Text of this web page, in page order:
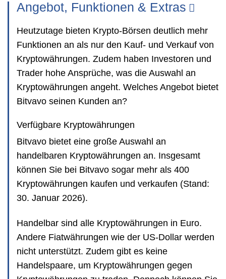
Angebot, Funktionen & Extras
Heutzutage bieten Krypto-Börsen deutlich mehr
Funktionen an als nur den Kauf- und Verkauf von
Kryptowährungen. Zudem haben Investoren und
Trader hohe Ansprüche, was die Auswahl an
Kryptowährungen angeht. Welches Angebot bietet
Bitvavo seinen Kunden an?
Verfügbare Kryptowährungen
Bitvavo bietet eine große Auswahl an
handelbaren Kryptowährungen an. Insgesamt
können Sie bei Bitvavo sogar mehr als 400
Kryptowährungen kaufen und verkaufen (Stand:
30. Januar 2026).
Handelbar sind alle Kryptowährungen in Euro.
Andere Fiatwährungen wie der US-Dollar werden
nicht unterstützt. Zudem gibt es keine
Handelspaare, um Kryptowährungen gegen